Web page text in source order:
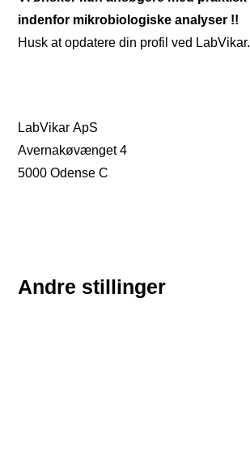
indenfor mikrobiologiske analyser !!
Husk at opdatere din profil ved LabVikar.
LabVikar ApS
Avernakøvænget 4
5000 Odense C
Andre stillinger